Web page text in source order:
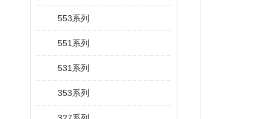
553系列
551系列
531系列
353系列